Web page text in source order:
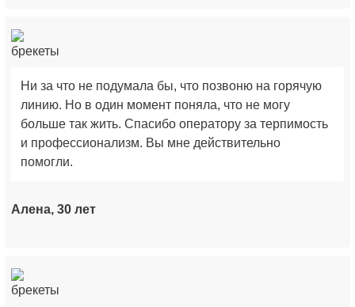
Ни за что не подумала бы, что позвоню на горячую
линию. Но в один момент поняла, что не могу
больше так жить. Спасибо оператору за терпимость
и профессионализм. Вы мне действительно
помогли.
Алена, 30 лет